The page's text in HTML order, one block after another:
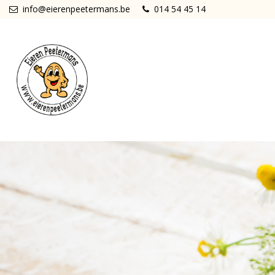
Overslaan en naar de inhoud gaan
info@eierenpeetermans.be 014 54 45 14